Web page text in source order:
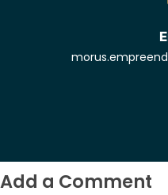
Add a Comment